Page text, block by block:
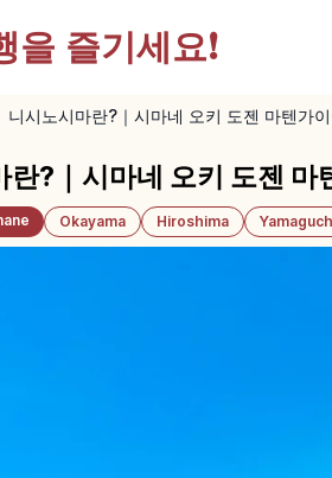
을 즐기세요!
니시노시마란?｜시마네 오키 도젠 마텐가
란?｜시마네 오키 도젠 마
Okayama Hiroshima